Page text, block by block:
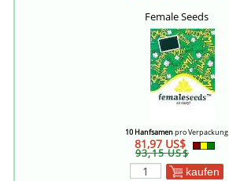
Female Seeds
10 Hanfsamenpro Verpackung
81,97 US$
93,15 US$
kaufen